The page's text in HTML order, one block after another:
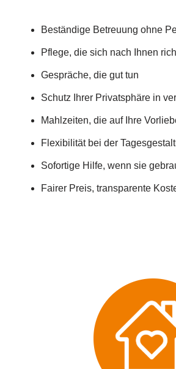
Beständige Betreuung ohne
Pflege, die sich nach Ihnen
Gespräche, die gut tun
Schutz Ihrer Privatsphäre in
Mahlzeiten, die auf Ihre
Flexibilität bei der
Sofortige Hilfe, wenn sie
Fairer Preis, transparente